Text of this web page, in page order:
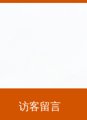
访客留言